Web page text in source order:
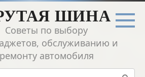
ШИНА
Советы по выбору
обслуживанию и
ремонту автомобиля